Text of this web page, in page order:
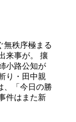
無秩序極まる
来事が。 攘
小路公知が
り・田中親
、「今日の勝
件はまた新